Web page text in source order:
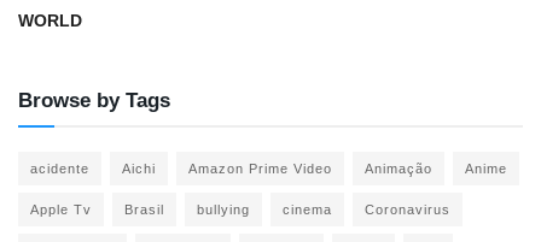
WORLD
Browse by Tags
acidente Aichi Amazon Prime Video Animação Anime
Apple Tv Brasil bullying cinema Coronavirus